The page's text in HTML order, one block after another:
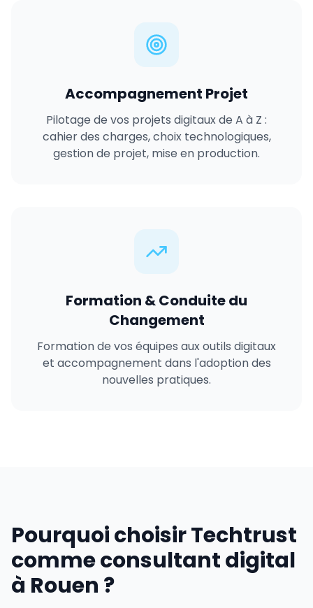
Accompagnement Projet
Pilotage de vos projets digitaux de A à Z :
cahier des charges, choix technologiques,
gestion de projet, mise en production.
Formation & Conduite du
Changement
Formation de vos équipes aux outils digitaux
et accompagnement dans l'adoption des
nouvelles pratiques.
Pourquoi choisir Techtrust
comme consultant digital
à Rouen ?